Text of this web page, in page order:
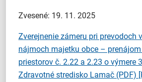
Zvesené: 19. 11. 2025
Zverejnenie zámeru pri prevodoch
nájmoch majetku obce –
priestorov č. 2.22 a 2.23 o výmere
Zdravotné stredisko Lamač (PDF)